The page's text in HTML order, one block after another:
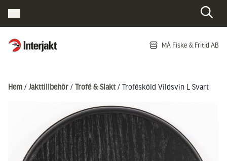
Interjakt SE MÅ Fiske & Fritid AB
Hem / Jakttillbehör / Trofé & Slakt/ Trofésköld Vildsvin L Svart